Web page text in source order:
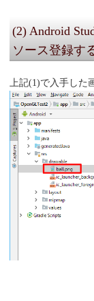
(2) Android
ソース登録す
上記(1)で入手した